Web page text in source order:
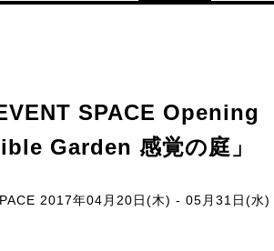
SPACE Opening
Garden 感覚の庭」
2017年04月20日(木) - 05月31日(水)